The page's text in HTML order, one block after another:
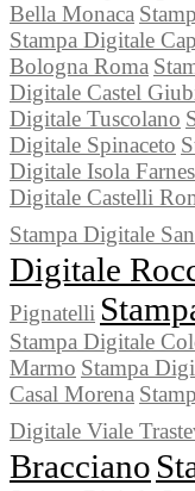
Bella Monaca
Stampa Digitale
Bologna Roma
Digitale Castel
Digitale Tuscolano
Digitale Spinaceto
Digitale Isola
Digitale Castelli
Stampa Digitale
Digitale
Pignatelli
Stampa Digitale
Marmo Stampa
Casal Morena
Digitale Viale
Bracciano